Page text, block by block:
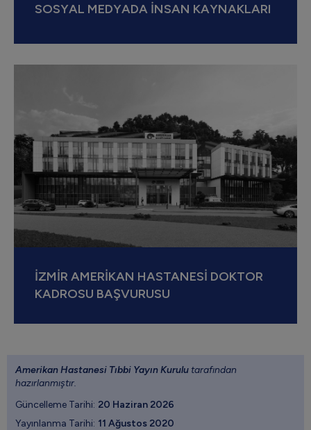
SOSYAL MEDYADA İNSAN KAYNAKLARI
İZMİR AMERİKAN HASTANESİ DOKTOR
KADROSU BAŞVURUSU
Amerikan Hastanesi Tıbbi Yayın Kurulu tarafından
hazırlanmıştır.
Güncelleme Tarihi: 20 Haziran 2026
Yayınlanma Tarihi: 11 Ağustos 2020